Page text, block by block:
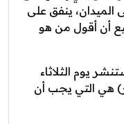
الميدان، ينفق على
أن أقول من هو
يوم الثلاثاء
إلى اليوم 29 أكتوبر) هي التي يجب أن